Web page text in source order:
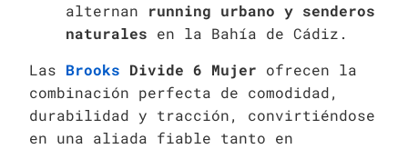
alternan running urbano y senderos
naturales en la Bahía de Cádiz.
Las Brooks Divide 6 Mujer ofrecen la
combinación perfecta de comodidad,
durabilidad y tracción, convirtiéndose
en una aliada fiable tanto en